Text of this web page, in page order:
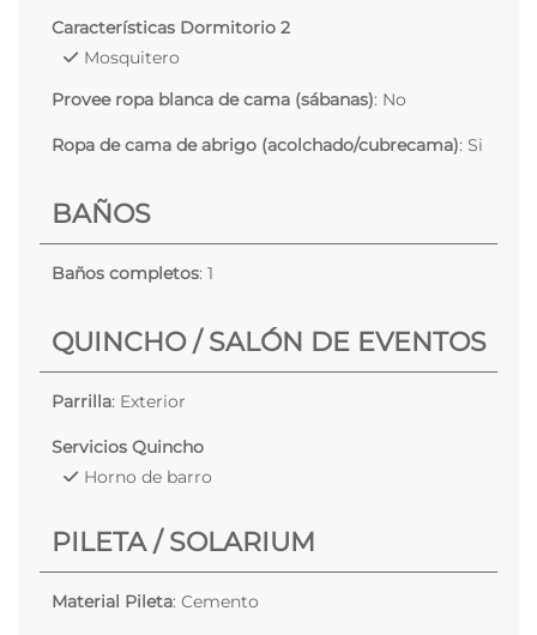
Características Dormitorio 2
Mosquitero
Provee ropa blanca de cama (sábanas): No
Ropa de cama de abrigo (acolchado/cubrecama): Si
BAÑOS
Baños completos: 1
QUINCHO / SALÓN DE EVENTOS
Parrilla: Exterior
Servicios Quincho
Horno de barro
PILETA / SOLARIUM
Material Pileta: Cemento